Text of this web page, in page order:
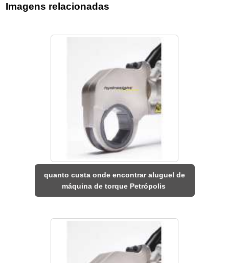
Imagens relacionadas
quanto custa onde encontrar aluguel de
máquina de torque Petrópolis